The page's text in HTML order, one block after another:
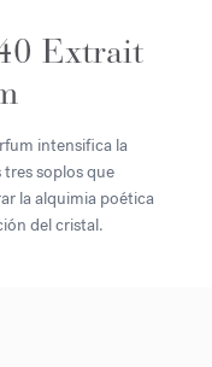
Extrait
intensifica la
soplos que
la alquimia poética
del cristal.